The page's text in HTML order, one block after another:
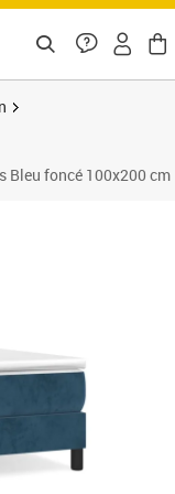
Bleu foncé 100x200 cm